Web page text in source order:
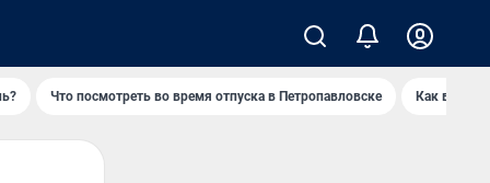
Что посмотреть во время отпуска в Петропавловске Как